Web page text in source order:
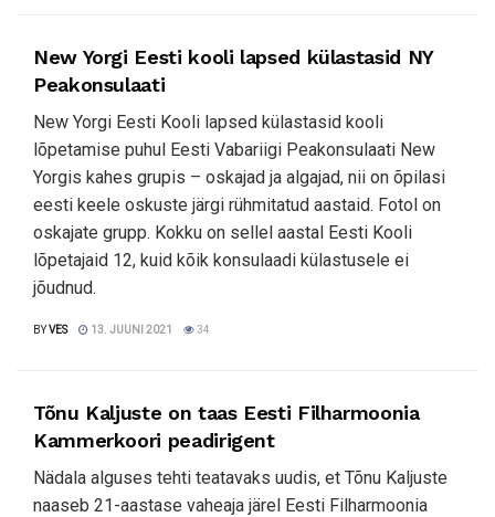
New Yorgi Eesti kooli lapsed külastasid NY
Peakonsulaati
New Yorgi Eesti Kooli lapsed külastasid kooli
lõpetamise puhul Eesti Vabariigi Peakonsulaati New
Yorgis kahes grupis ­– oskajad ja algajad, nii on õpilasi
eesti keele oskuste järgi rühmitatud aastaid. Fotol on
oskajate grupp. Kokku on sellel aastal Eesti Kooli
lõpetajaid 12, kuid kõik konsulaadi külastusele ei
jõudnud.
BYVES 13. JUUNI 2021 34
Tõnu Kaljuste on taas Eesti Filharmoonia
Kammerkoori peadirigent
Nädala alguses tehti teatavaks uudis, et Tõnu Kaljuste
naaseb 21-aastase vaheaja järel Eesti Filharmoonia